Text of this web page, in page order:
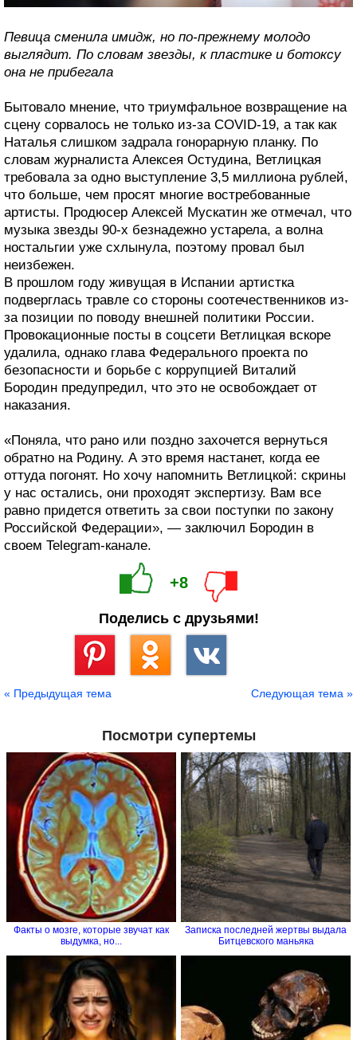
Певица сменила имидж, но по-прежнему молодо
выглядит. По словам звезды, к пластике и ботоксу
она не прибегала
Бытовало мнение, что триумфальное возвращение на
сцену сорвалось не только из-за COVID-19, а так как
Наталья слишком задрала гонорарную планку. По
словам журналиста Алексея Остудина, Ветлицкая
требовала за одно выступление 3,5 миллиона рублей,
что больше, чем просят многие востребованные
артисты. Продюсер Алексей Мускатин же отмечал, что
музыка звезды 90-х безнадежно устарела, а волна
ностальгии уже схлынула, поэтому провал был
неизбежен.
В прошлом году живущая в Испании артистка
подверглась травле со стороны соотечественников из-
за позиции по поводу внешней политики России.
Провокационные посты в соцсети Ветлицкая вскоре
удалила, однако глава Федерального проекта по
безопасности и борьбе с коррупцией Виталий
Бородин предупредил, что это не освобождает от
наказания.
«Поняла, что рано или поздно захочется вернуться
обратно на Родину. А это время настанет, когда ее
оттуда погонят. Но хочу напомнить Ветлицкой: скрины
у нас остались, они проходят экспертизу. Вам все
равно придется ответить за свои поступки по закону
Российской Федерации», — заключил Бородин в
своем Telegram-канале.
+8
Поделись с друзьями!
« Предыдущая тема Следующая тема »
Посмотри супертемы
Факты о мозге, которые звучат как
выдумка, но...
Записка последней жертвы выдала
Битцевского маньяка